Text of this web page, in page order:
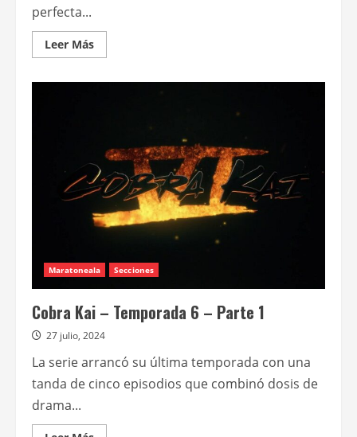
perfecta...
Leer MásLeer
más
Maratoneala Secciones
Cobra Kai – Temporada 6 – Parte 1
27 julio, 2024
La serie arrancó su última temporada con una
tanda de cinco episodios que combinó dosis de
drama...